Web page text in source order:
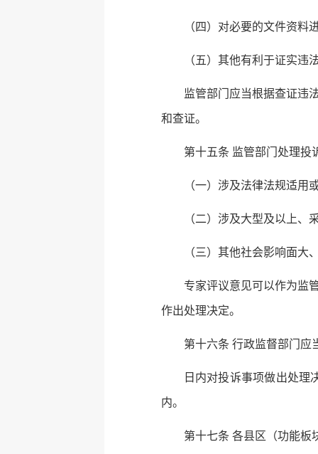
（四）对必要的文件资料
（五）其他有利于证实违
监管部门应当根据查证违
和查证。
第十五条 监管部门处理投
（一）涉及法律法规适用
（二）涉及大型及以上、
（三）其他社会影响面大
专家评议意见可以作为监
作出处理决定。
第十六条 行政监督部门应
日内对投诉事项做出处理
内。
第十七条 各县区（功能板